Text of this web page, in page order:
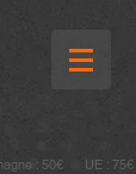
: 50€ UE : 75€